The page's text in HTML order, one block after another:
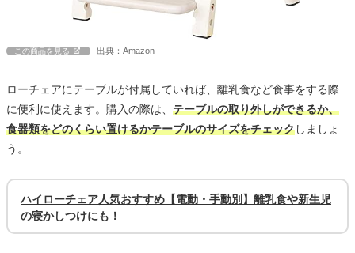
この商品を見る 出典：Amazon
ローチェアにテーブルが付属していれば、離乳食など食事をする際
に便利に使えます。購入の際は、 テーブルの取り外しができるか、
食器類をどのくらい置けるかテーブルのサイズをチェックしましょ
う。
ハイローチェア人気おすすめ【電動・手動別】離乳食や新生児
の寝かしつけにも！